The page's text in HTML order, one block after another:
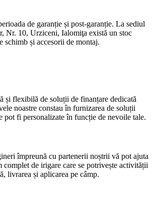
de garanție și post-garanție. La sediul
Nr. 10, Urziceni, Ialomiţa există un stoc
schimb și accesorii de montaj.
și flexibilă de soluții de finanțare dedicată
noastre constau în furnizarea de soluții
pot fi personalizate în funcție de nevoile tale.
împreună cu partenerii noștrii vă pot ajuta
complet de irigare care se potrivește activității
livrarea și aplicarea pe câmp.